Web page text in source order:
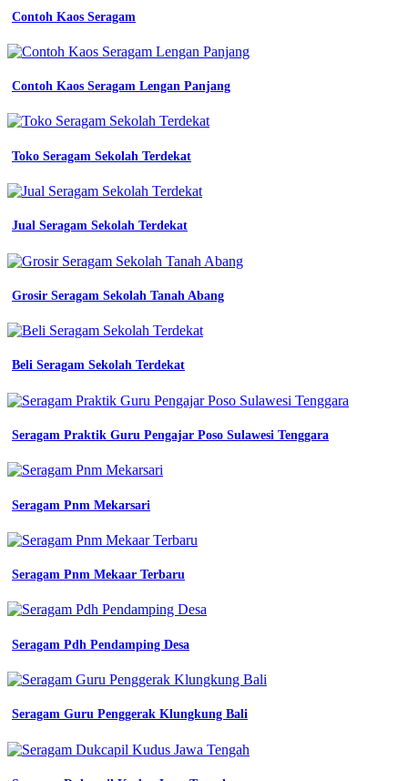
Contoh Kaos Seragam
Contoh Kaos Seragam Lengan Panjang
Toko Seragam Sekolah Terdekat
Jual Seragam Sekolah Terdekat
Grosir Seragam Sekolah Tanah Abang
Beli Seragam Sekolah Terdekat
Seragam Praktik Guru Pengajar Poso Sulawesi Tenggara
Seragam Pnm Mekarsari
Seragam Pnm Mekaar Terbaru
Seragam Pdh Pendamping Desa
Seragam Guru Penggerak Klungkung Bali